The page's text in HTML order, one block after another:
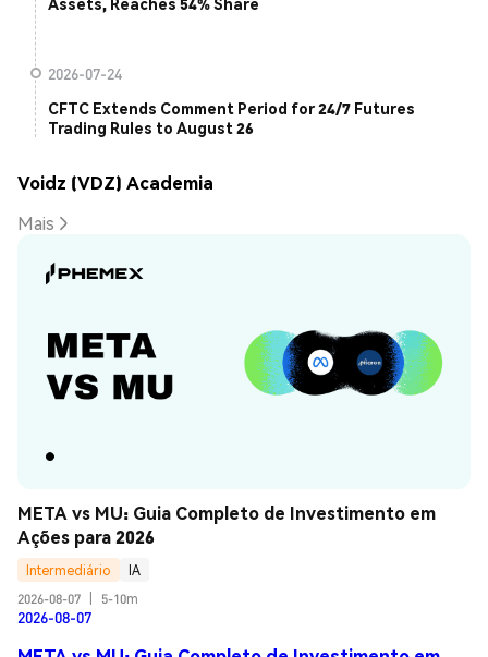
2026-07-24
CFTC Extends Comment Period for 24/7 Futures
Trading Rules to August 26
Voidz (VDZ) Academia
Mais
META vs MU: Guia Completo de Investimento em
Ações para 2026
Intermediário
IA
2026-08-07
5-10m
2026-08-07